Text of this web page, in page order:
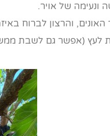
ונעימה של אויר.
והרצון לברוח
לעץ (אפשר גם לשבת